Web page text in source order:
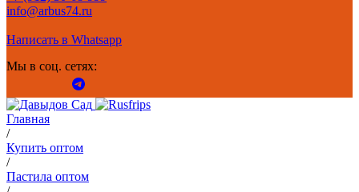
info@arbus74.ru
Написать в Whatsapp
Мы в соц. сетях:
Главная
/
Купить оптом
/
Пастила оптом